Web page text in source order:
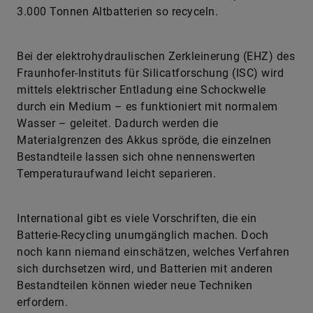
3.000 Tonnen Altbatterien so recyceln.
Bei der elektrohydraulischen Zerkleinerung (EHZ) des
Fraunhofer-Instituts für Silicatforschung (ISC) wird
mittels elektrischer Entladung eine Schockwelle
durch ein Medium – es funktioniert mit normalem
Wasser – geleitet. Dadurch werden die
Materialgrenzen des Akkus spröde, die einzelnen
Bestandteile lassen sich ohne nennenswerten
Temperaturaufwand leicht separieren.
International gibt es viele Vorschriften, die ein
Batterie-Recycling unumgänglich machen. Doch
noch kann niemand einschätzen, welches Verfahren
sich durchsetzen wird, und Batterien mit anderen
Bestandteilen können wieder neue Techniken
erfordern.